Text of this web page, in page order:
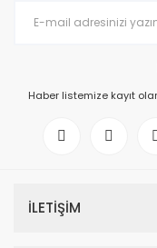
Haber listemize kayıt
İLETİŞİM